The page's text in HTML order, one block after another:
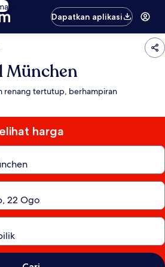
Dapatkan aplikasi
renang tertutup, berhampiran
harga